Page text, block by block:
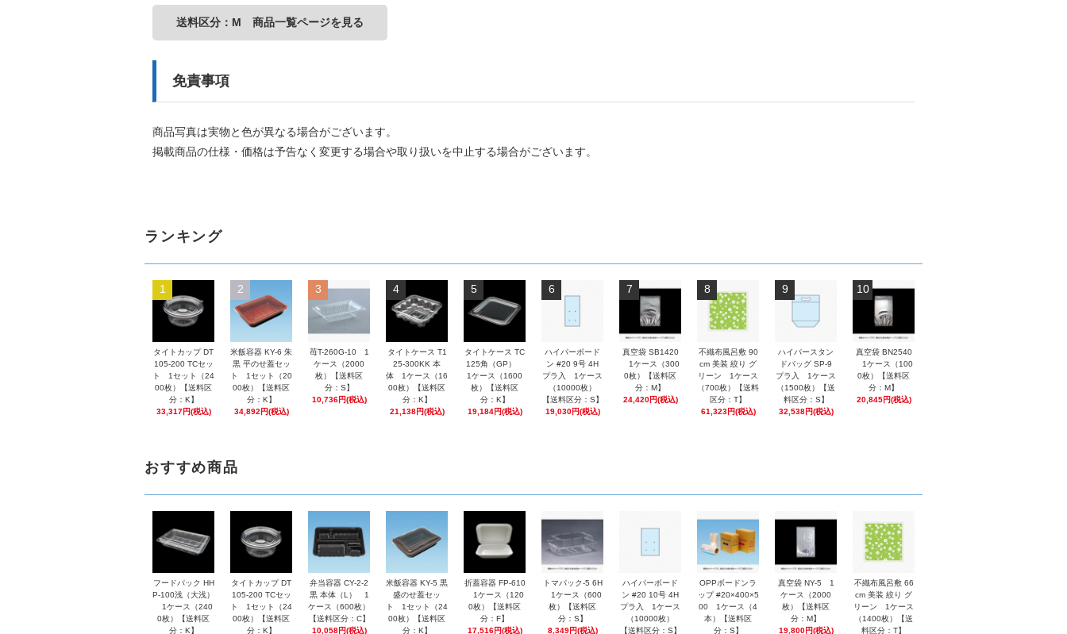
送料区分：M 商品一覧ページを見る
免責事項
商品写真は実物と色が異なる場合がございます。
掲載商品の仕様・価格は予告なく変更する場合や取り扱いを中止する場合がございます。
ランキング
1
タイトカップ DT
105-200 TCセッ
ト 1セット（24
00枚）【送料区
分：K】
33,317円(税込)
2
米飯容器 KY-6 朱
黒 平のせ蓋セッ
ト 1セット（20
00枚）【送料区
分：K】
34,892円(税込)
3
苺T-260G-10 1
ケース（2000
枚）【送料区
分：S】
10,736円(税込)
4
タイトケース T1
25-300KK 本
体 1ケース（16
00枚）【送料区
分：K】
21,138円(税込)
5
タイトケース TC
125角（GP）
1ケース（1600
枚）【送料区
分：K】
19,184円(税込)
6
ハイパーボード
ン #20 9号 4H
プラ入 1ケース
（10000枚）
【送料区分：S】
19,030円(税込)
7
真空袋 SB1420
1ケース（300
0枚）【送料区
分：M】
24,420円(税込)
8
不織布風呂敷 90
cm 美装 絞り グ
リーン 1ケース
（700枚）【送料
区分：T】
61,323円(税込)
9
ハイパースタン
ドバッグ SP-9
プラ入 1ケース
（1500枚）【送
料区分：S】
32,538円(税込)
10
真空袋 BN2540
1ケース（100
0枚）【送料区
分：M】
20,845円(税込)
おすすめ商品
フードパック HH
P-100浅（大浅）
1ケース（240
0枚）【送料区
分：K】
タイトカップ DT
105-200 TCセッ
ト 1セット（24
00枚）【送料区
分：K】
弁当容器 CY-2-2
黒 本体（L） 1
ケース（600枚）
【送料区分：C】
10,058円(税込)
米飯容器 KY-5 黒
盛のせ蓋セッ
ト 1セット（24
00枚）【送料区
分：K】
折蓋容器 FP-610
1ケース（120
0枚）【送料区
分：F】
17,516円(税込)
トマパック-5 6H
1ケース（600
枚）【送料区
分：S】
8,349円(税込)
ハイパーボード
ン #20 10号 4H
プラ入 1ケース
（10000枚）
【送料区分：S】
OPPボードンラ
ップ #20×400×5
00 1ケース（4
本）【送料区
分：S】
真空袋 NY-5 1
ケース（2000
枚）【送料区
分：M】
19,800円(税込)
不織布風呂敷 66
cm 美装 絞り グ
リーン 1ケース
（1400枚）【送
料区分：T】